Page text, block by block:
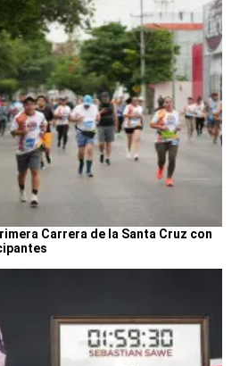
Carrera de la Santa Cruz con